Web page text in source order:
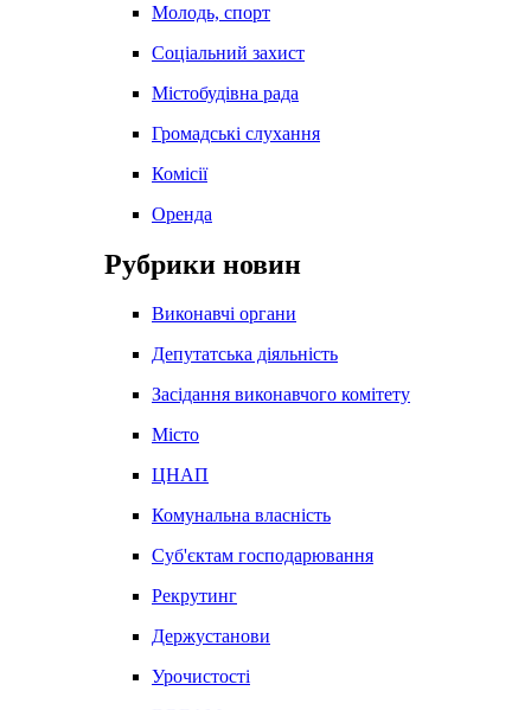
Молодь, спорт
Соціальний захист
Містобудівна рада
Громадські слухання
Комісії
Оренда
Рубрики новин
Виконавчі органи
Депутатська діяльність
Засідання виконавчого комітету
Місто
ЦНАП
Комунальна власність
Суб'єктам господарювання
Рекрутинг
Держустанови
Урочистості